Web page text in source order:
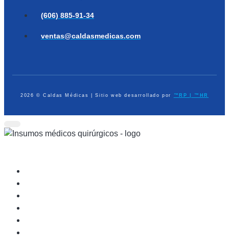
(606) 885-91-34
ventas@caldasmedicas.com
2026 © Caldas Médicas | Sitio web desarrollado por ™RP | ™HR